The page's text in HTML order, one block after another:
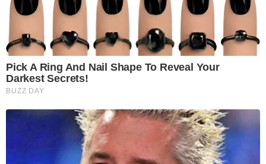
Pick A Ring And Nail Shape To Reveal Your
Darkest Secrets!
BUZZ DAY